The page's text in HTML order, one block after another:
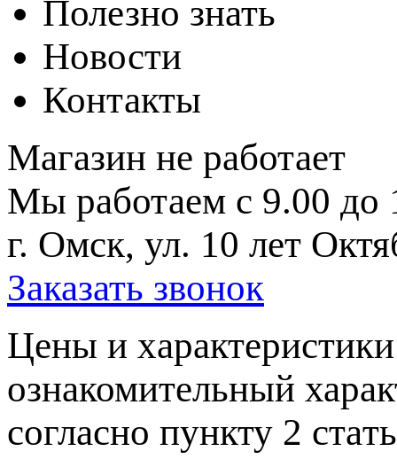
Полезно знать
Новости
Контакты
Магазин не работает
Мы работаем с 9.00 до
г. Омск, ул. 10 лет
Заказать звонок
Цeны и
ознакомительный
согласно пункту 2